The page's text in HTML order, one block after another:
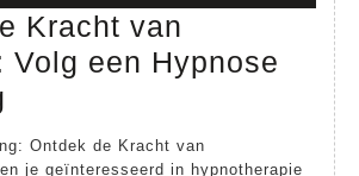
november
Kracht van
Volg een Hypnose
de
Kracht
Ontdek de Kracht van
je geïnteresseerd in hypnotherapie